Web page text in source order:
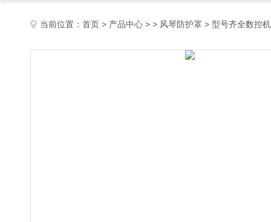
当前位置： 首页 > 产品中心 > > 风琴防护罩 > 型号齐全数控